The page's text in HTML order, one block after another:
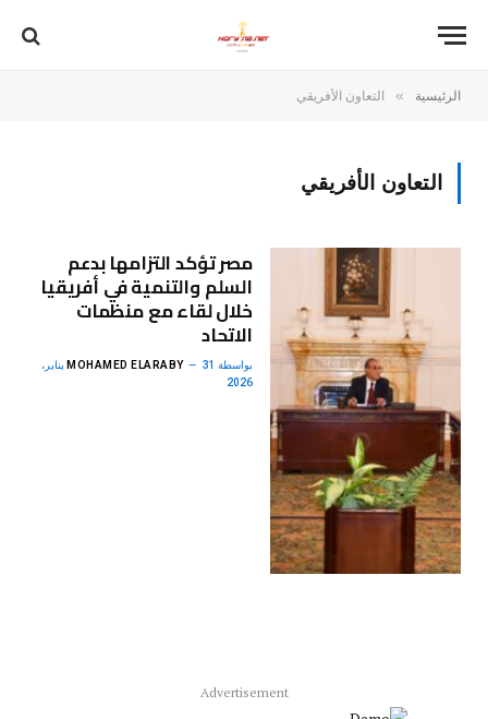
الرئيسية » التعاون الأفريقي
التعاون الأفريقي
مصر تؤكد التزامها بدعم
السلم والتنمية في أفريقيا
خلال لقاء مع منظمات
الاتحاد
بواسطة MOHAMED ELARABY 31 يناير،
2026
Advertisement